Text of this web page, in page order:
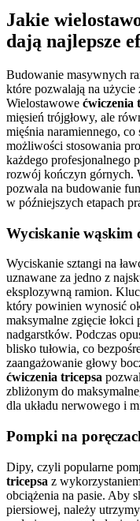
Jakie
dają najlepsze
Budowanie masywnych
które pozwalają na użycie
Wielostawowe ćwiczenia
mięsień trójgłowy, ale
mięśnia naramiennego,
możliwości stosowania
każdego profesjonalnego
rozwój kończyn górnych.
pozwala na budowanie
w późniejszych etapach
Wyciskanie wąskim
Wyciskanie sztangi na
uznawane za jedno z
eksplozywną ramion.
który powinien wynosić
maksymalne zgięcie łokci
nadgarstków. Podczas
blisko tułowia, co
zaangażowanie głowy
ćwiczenia tricepsa
zbliżonym do
dla układu nerwowego i
Pompki na
Dipy, czyli popularne
tricepsa z
obciążenia na pasie. Aby
piersiowej, należy